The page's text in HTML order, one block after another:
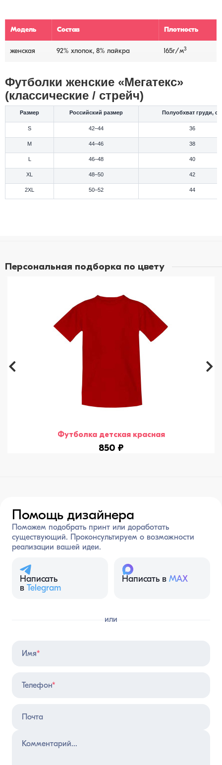
Модель Состав Плотность
женская 92% хлопок, 8% лайкра 165г/м3
Футболки женские «Мегатекс»
(классические / стрейч)
Размер Российский размер Полуобхват груди, см
S 42–44 36
M 44–46 38
46–48 40
XL 48–50 42
2XL 50–52 44
Персональная подборка по цвету
Футболка детская красная
850 ₽
Помощь дизайнера
Поможем подобрать принт или доработать
существующий. Проконсультируем о возможности
реализации вашей идеи.
Написать
в Telegram
Написать в MAX
или
Имя*
Телефон*
Почта